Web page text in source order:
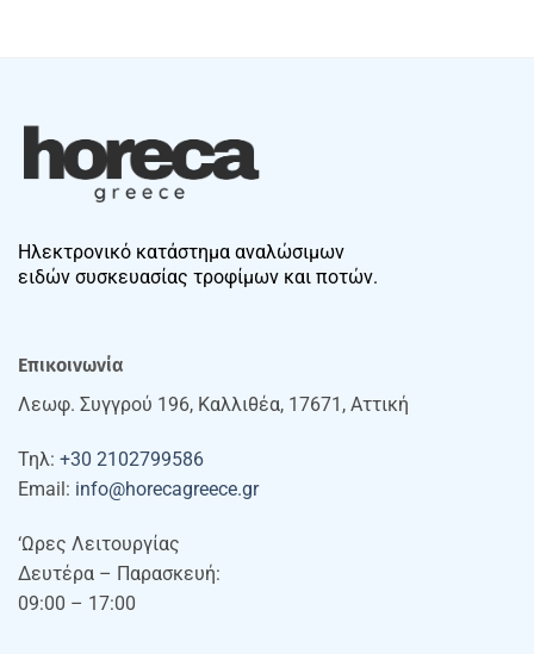
Ηλεκτρονικό κατάστημα αναλώσιμων
ειδών συσκευασίας τροφίμων και ποτών.
Επικοινωνία
Λεωφ. Συγγρού 196, Καλλιθέα, 17671, Αττική
Τηλ: +30 2102799586
Email: info@horecagreece.gr
‘Ωρες Λειτουργίας
Δευτέρα – Παρασκευή:
09:00 – 17:00